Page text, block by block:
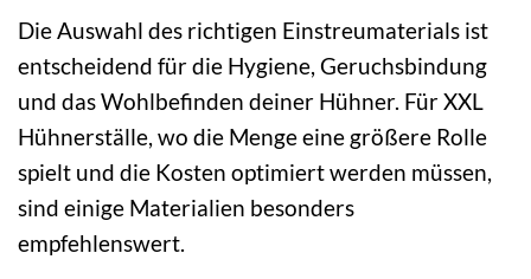
Die Auswahl des richtigen Einstreumaterials ist
entscheidend für die Hygiene, Geruchsbindung
und das Wohlbefinden deiner Hühner. Für XXL
Hühnerställe, wo die Menge eine größere Rolle
spielt und die Kosten optimiert werden müssen,
sind einige Materialien besonders
empfehlenswert.